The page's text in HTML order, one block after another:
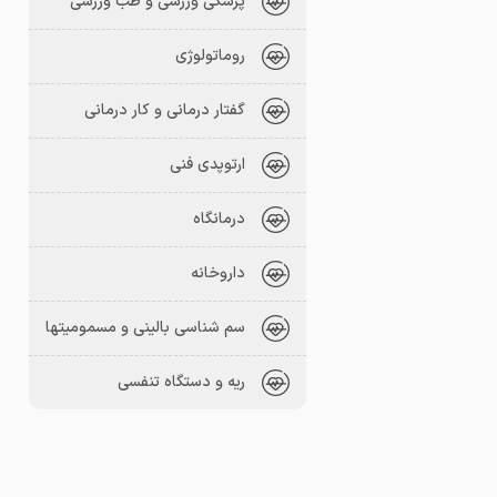
روماتولوژی
گفتار درمانی و کار درمانی
ارتوپدی فنی
درمانگاه
داروخانه
سم شناسی بالینی و مسمومیتها
ریه و دستگاه تنفسی